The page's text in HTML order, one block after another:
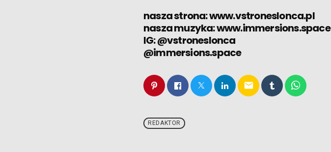
nasza strona: www.vstroneslonca.pl
nasza muzyka: www.immersions.space
IG: @vstroneslonca
@immersions.space
email
REDAKTOR